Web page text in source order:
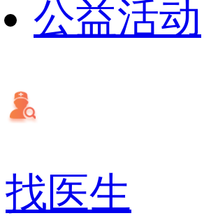
公益活动
找医生